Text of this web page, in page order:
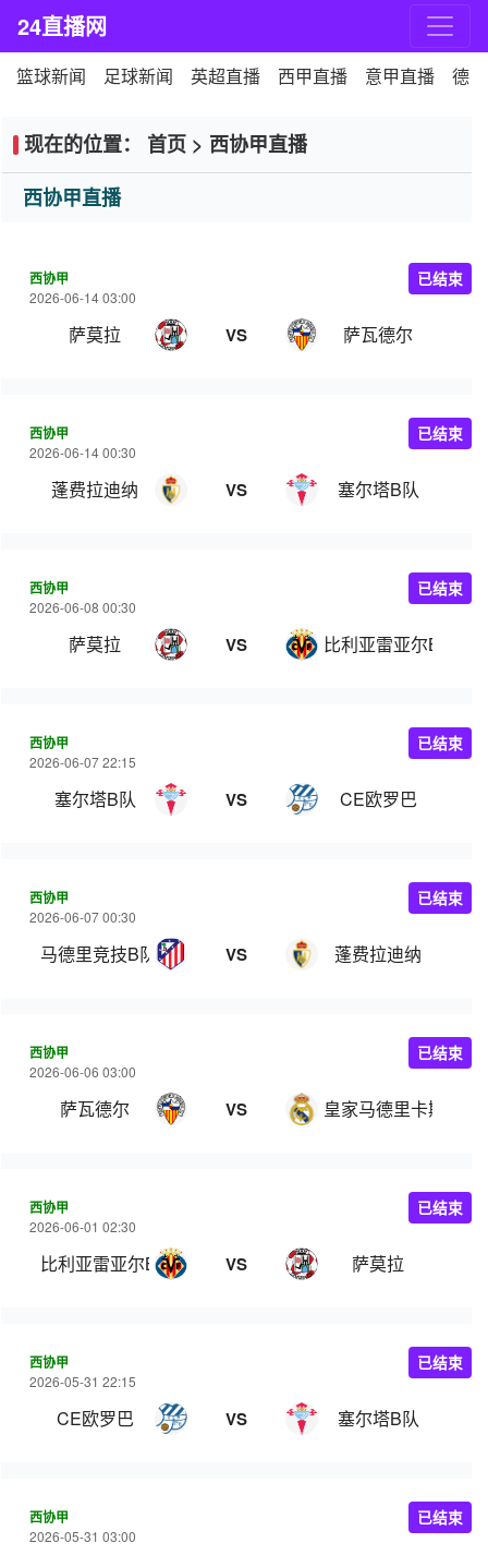
24直播网
篮球新闻 足球新闻 英超直播 西甲直播 意甲直播 德
现在的位置： 首页 > 西协甲直播
西协甲直播
西协甲
2026-06-14 03:00
萨莫拉 VS 萨瓦德尔
已结束
西协甲
2026-06-14 00:30
蓬费拉迪纳 VS 塞尔塔B队
已结束
西协甲
2026-06-08 00:30
萨莫拉 VS 比利亚雷亚尔B队
已结束
西协甲
2026-06-07 22:15
塞尔塔B队 VS CE欧罗巴
已结束
西协甲
2026-06-07 00:30
马德里竞技B队 VS 蓬费拉迪纳
已结束
西协甲
2026-06-06 03:00
萨瓦德尔 VS 皇家马德里卡斯蒂亚
已结束
西协甲
2026-06-01 02:30
比利亚雷亚尔B队 VS 萨莫拉
已结束
西协甲
2026-05-31 22:15
CE欧罗巴 VS 塞尔塔B队
已结束
西协甲
2026-05-31 03:00
已结束